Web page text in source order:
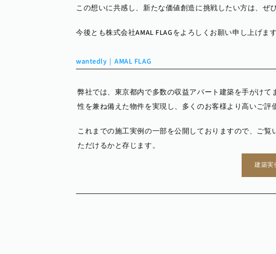
この想いに共感し、新たな価値創造に挑戦したい方は、ぜ
今後とも株式会社AMAL FLAGをよろしくお願い申し上げます
wantedly｜AMAL FLAG
弊社では、東京都内で多数の収益アパート建築を手がけ
性を兼ね備えた物件を実現し、多くのお客様より高いご評
これまでの施工実例の一部を公開しておりますので、ご
ただけるかと存じます。
建築実